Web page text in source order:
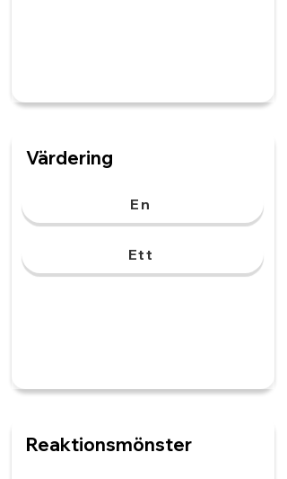
Värdering
En
Ett
Reaktionsmönster